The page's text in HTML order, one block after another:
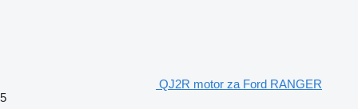
QJ2R motor za Ford RANGER
5